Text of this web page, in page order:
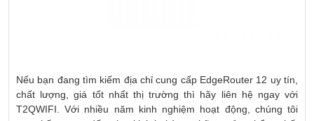
Nếu bạn đang tìm kiếm địa chỉ cung cấp EdgeRouter 12 uy tín,
chất lượng, giá tốt nhất thị trường thì hãy liên hệ ngay với
T2QWIFI. Với nhiều năm kinh nghiệm hoạt động, chúng tôi